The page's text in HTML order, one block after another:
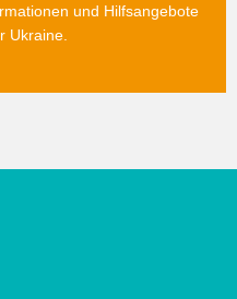
und Hilfsangebote
Ukraine.